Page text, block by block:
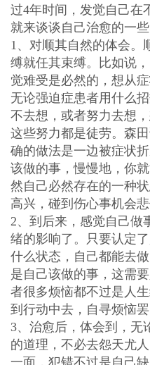
过4年时间，发觉自己在
就来谈谈自己治愈的一些
1、对顺其自然的体会。
缚就任其束缚。比如说
觉难受是必然的，想从
无论强迫症患者用什么
不去想，或者努力去想
这些努力都是徒劳。森
确的做法是一边被症状
该做的事，慢慢地，你
然自己必然存在的一种
高兴，碰到伤心事机会悲
2、到后来，感觉自己做
绪的影响了。只要认定
什么状态，自己都能去
是自己该做的事，这需
者很多烦恼都不过是人
到行动中去，自寻烦恼罢
3、治愈后，体会到，无
的道理，不必去怨天尤
一面，犯错不过是自己